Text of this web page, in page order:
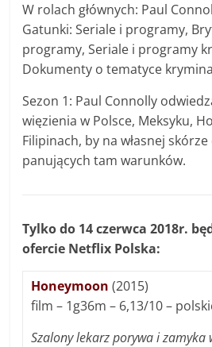
W rolach głównych: Paul
Gatunki: Seriale i programy,
programy, Seriale i programy
Dokumenty o tematyce
Sezon 1: Paul Connolly
więzienia w Polsce, Meksyku,
Filipinach, by na własnej
panujących tam warunków.
Tylko do 14 czerwca 2018r.
ofercie Netflix Polska:
Honeymoon (2015)
film – 1g36m – 6,13/10 –
Szalony lekarz porywa i zamyka